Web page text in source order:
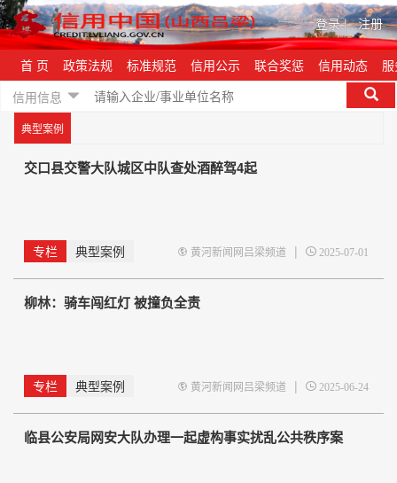
登录| 注册
首 页 政策法规 标准规范 信用公示 联合奖惩 信用动态
信用信息
典型案例
交口县交警大队城区中队查处酒醉驾4起
专栏 典型案例 黄河新闻网吕梁频道 | 2025-07-01
柳林：骑车闯红灯 被撞负全责
专栏 典型案例 黄河新闻网吕梁频道 | 2025-06-24
临县公安局网安大队办理一起虚构事实扰乱公共秩序案